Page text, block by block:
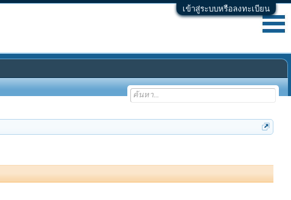
เข้าสู่ระบบหรือลงทะเบียน